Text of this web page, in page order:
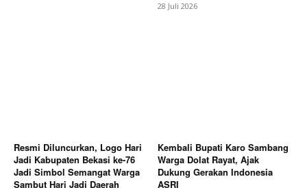
Sukirman Ingatkan Masyarakat Antisipasi Kebakaran
dan Pentingnya Efisiensi Penggunaan Air
28 Juli 2026
Resmi Diluncurkan, Logo Hari
Jadi Kabupaten Bekasi ke-76
Jadi Simbol Semangat Warga
Sambut Hari Jadi Daerah
Kembali Bupati Karo Sambang
Warga Dolat Rayat, Ajak
Dukung Gerakan Indonesia
ASRI